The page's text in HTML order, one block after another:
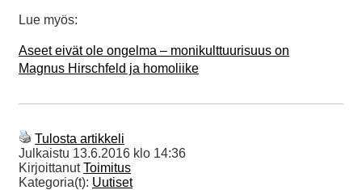
Lue myös:
Aseet eivät ole ongelma – monikulttuurisuus on
Magnus Hirschfeld ja homoliike
Tulosta artikkeli
Julkaistu 13.6.2016 klo 14:36
KirjoittanutToimitus
Kategoria(t): Uutiset